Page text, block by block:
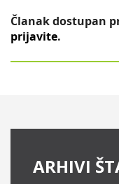
Članak dostupan
prijavite.
ARHIVI